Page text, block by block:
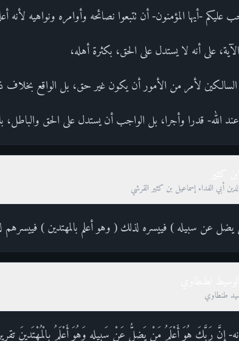
-أيها المؤمنون- أن تتبعوا نصائحه وأوامره ونواهيه لأنه
على أنه لا يستدل على الحق، بكثرة أهله،
السالكين لأمر من الأمور أن يكون غير حق، بل الواقع
الله- قدرا وأجرا، بل الواجب أن يستدل على الحق والباطل،
أبي الفداء إسماعيل بن كثير القرشي
يضل عن سبيله ) فييسره لذلك ( وهو أعلم بالمهتدين )
طنطاوي
إِنَّ رَبَّكَ هُوَ أَعْلَمُ مَنْ يَضِلُّ عَنْ سَبِيلِهِ وَهُوَ أَعْلَمُ بِالْمُهْتَدِينَ تقرير